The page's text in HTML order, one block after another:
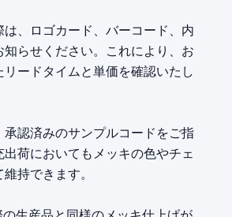
、ロゴカード、バーコード、内
らせください。これにより、お
ードタイムと単価を確認いたし
承認済みのサンプルコードをご指
荷においてもメッキの色やチェ
持できます。